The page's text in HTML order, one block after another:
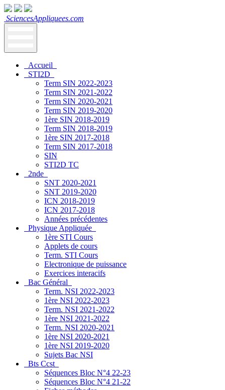
SciencesAppliquees.com
Accueil
STI2D
Term SIN 2022-2023
Term SIN 2021-2022
Term SIN 2020-2021
Term SIN 2019-2020
1ère SIN 2018-2019
Term SIN 2018-2019
1ère SIN 2017-2018
Term SIN 2017-2018
SIN
STI2D TC
2nde
SNT 2020-2021
SNT 2019-2020
ICN 2018-2019
ICN 2017-2018
Années précédentes
Physique Appliquée
1ère STI Cours
Applets de cours
Term. STI Cours
Electronique de puissance
Exercices interacifs
Bac Général
Term. NSI 2022-2023
1ère NSI 2022-2023
Term. NSI 2021-2022
1ère NSI 2021-2022
Term. NSI 2020-2021
1ère NSI 2020-2021
1ère NSI 2019-2020
Sujets Bac NSI
Bts Ccst
Séquences Bloc N°4 22-23
Séquences Bloc N°4 21-22